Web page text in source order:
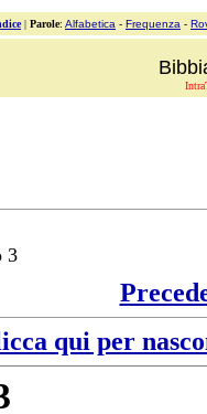
| Parole: Alfabetica - Frequenza -
3
qui per